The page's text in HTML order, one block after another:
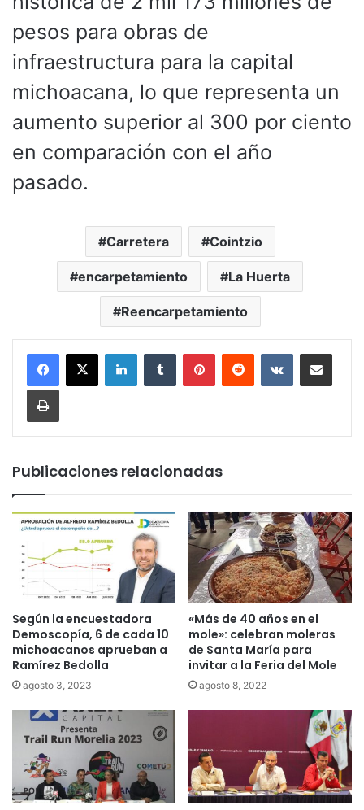
pesos para obras de
infraestructura para la capital
michoacana, lo que representa un
aumento superior al 300 por ciento
en comparación con el año
pasado.
Carretera Cointzio
encarpetamiento La Huerta
Reencarpetamiento
LinkedInTumblr PinterestReddit VKontakteCompartir por
Imprimir
Publicaciones relacionadas
Según la encuestadora
Demoscopía, 6 de cada 10
michoacanos aprueban a
Ramírez Bedolla
agosto 3, 2023
«Más de 40 años en el
mole»: celebran moleras
de Santa María para
invitar a la Feria del Mole
agosto 8, 2022